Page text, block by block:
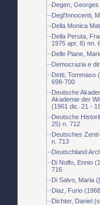
Degen,
Degl'Innocenti,
Della Monica
Della Peruta,
1975 apr. 8) nn.
Delle Piane,
Democrazia e
Detti, Tommaso
698-700
Deutsche
Akademie der
(1961 dic. 21 -
Deutsche
25) n. 712
Deutsches
n. 713
Deutschland
Di Nolfo, Ennio
716
Di Salvo, Maria
Diaz, Furio
Dichter, Daniel